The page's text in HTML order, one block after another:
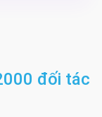
đối tác